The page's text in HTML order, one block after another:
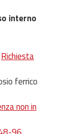
interno
Richiesta
ferrico
non in